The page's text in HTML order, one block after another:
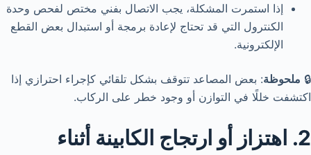
إذا استمرت المشكلة، يجب الاتصال بفني مختص لفحص وحدة
الكنترول التي قد تحتاج لإعادة برمجة أو استبدال بعض القطع
الإلكترونية.
🔒 ملحوظة: بعض المصاعد تتوقف بشكل تلقائي كإجراء احترازي إذا
اكتشفت خللًا في التوازن أو وجود خطر على الركاب.
2. اهتزاز أو ارتجاج الكابينة أثناء